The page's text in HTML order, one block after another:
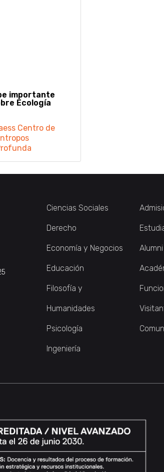
importante
Ecología
Centro de
Ciencias Sociales
Derecho
Economía y Negocios
Educación
Filosofía y
Humanidades
Psicología
Ingeniería
Alumni